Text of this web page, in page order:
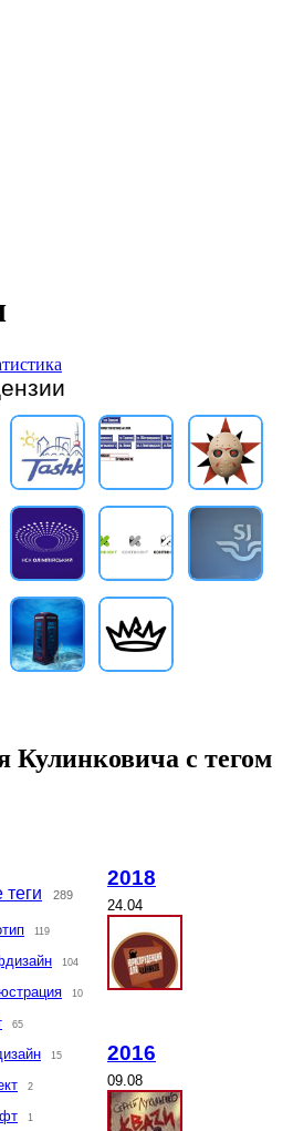
Кулинковича с тегом
теги 289
119
104
10
65
15
2
1
2018
24.04
2016
09.08